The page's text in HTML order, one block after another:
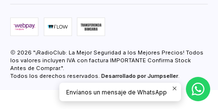
2026 "¡RadioClub: La Mejor Seguridad a los Mejores Precios! Todos
los valores incluyen IVA con factura IMPORTANTE Confirma Stock
Antes de Comprar.".
Todos los derechos reservados. Desarrollado por Jumpseller.
Envíanos un mensaje de WhatsApp